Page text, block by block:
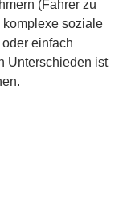
(Fahrer zu
komplexe soziale
einfach
Unterschieden ist